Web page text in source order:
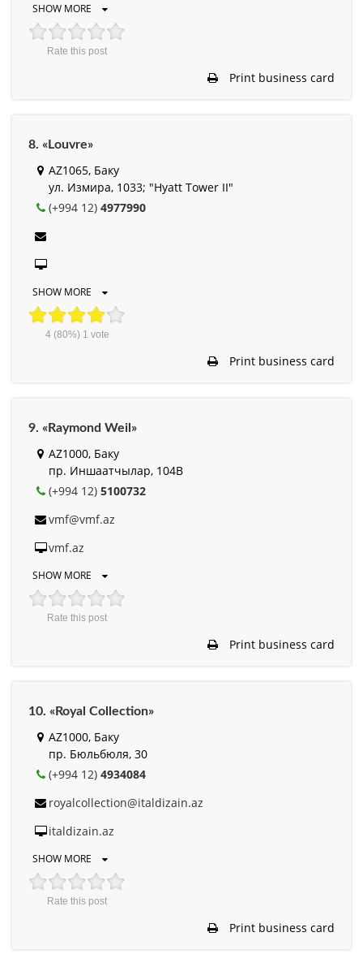
SHOW MORE
Rate this post
Print business card
8. «Louvre»
AZ1065, Баку
ул. Измира, 1033; "Hyatt Tower II"
(+994 12) 4977990
SHOW MORE
4(80%) 1 vote
Print business card
9. «Raymond Weil»
AZ1000, Баку
пр. Иншаатчылар, 104B
(+994 12) 5100732
vmf@vmf.az
vmf.az
SHOW MORE
Rate this post
Print business card
10. «Royal Collection»
AZ1000, Баку
пр. Бюльбюля, 30
(+994 12) 4934084
royalcollection@italdizain.az
italdizain.az
SHOW MORE
Rate this post
Print business card